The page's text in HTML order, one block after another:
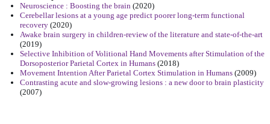
Neuroscience : Boosting the brain(2020)
Cerebellar lesions at a young age predict poorer long-term functional
recovery(2020)
Awake brain surgery in children-review of the literature and state-of-the-art
(2019)
Selective Inhibition of Volitional Hand Movements after Stimulation of the
Dorsoposterior Parietal Cortex in Humans(2018)
Movement Intention After Parietal Cortex Stimulation in Humans(2009)
Contrasting acute and slow-growing lesions : a new door to brain plasticity
(2007)